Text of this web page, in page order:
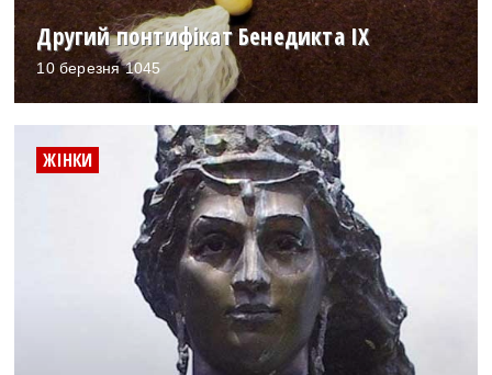
Другий понтифікат Бенедикта IX
10 березня 1045
ЖІНКИ